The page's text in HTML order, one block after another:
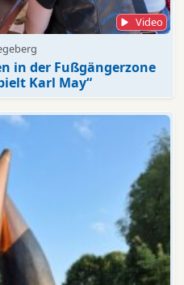
Video
in der Fußgängerzone
Karl May“